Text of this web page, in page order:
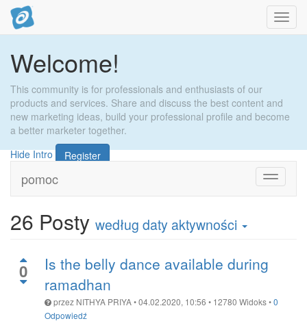
Welcome!
This community is for professionals and enthusiasts of our
products and services. Share and discuss the best content and
new marketing ideas, build your professional profile and become
a better marketer together.
Hide Intro
Register
Toggle
pomoc
26 Posty według daty aktywności
0
Is the belly dance available during
ramadhan
przez NITHYA PRIYA•04.02.2020, 10:56 • 12780 Widoks•0
Odpowiedź